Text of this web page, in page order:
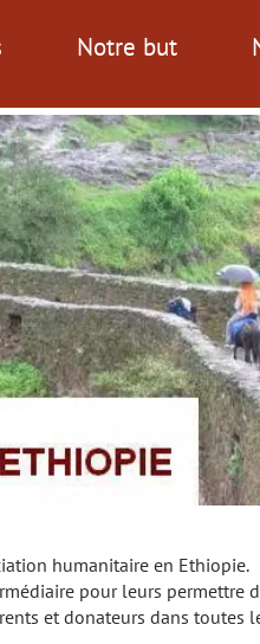
Notre but
humanitaire en Ethiopie.
pour leurs permettre
et donateurs dans toutes